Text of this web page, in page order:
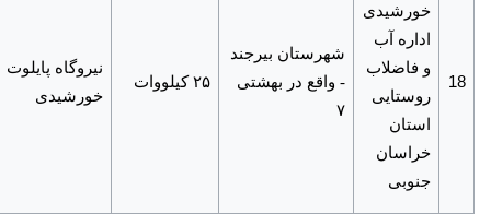
18
خورشیدی
اداره آب
و فاضلاب
روستایی
استان
خراسان
جنوبی
شهرستان بیرجند
- واقع در بهشتی
۷
۲۵ کیلووات
نیروگاه پایلوت
خورشیدی